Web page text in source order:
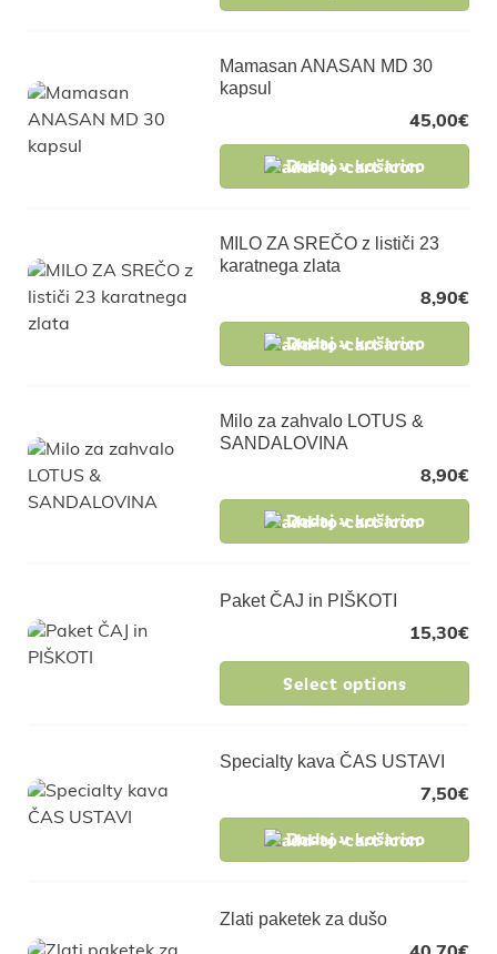
Mamasan ANASAN MD 30
kapsul
45,00€
Dodaj v košarico
MILO ZA SREČO z lističi 23
karatnega zlata
8,90€
Dodaj v košarico
Milo za zahvalo LOTUS &
SANDALOVINA
8,90€
Dodaj v košarico
Paket ČAJ in PIŠKOTI
15,30€
Select options
Specialty kava ČAS USTAVI
7,50€
Dodaj v košarico
Zlati paketek za dušo